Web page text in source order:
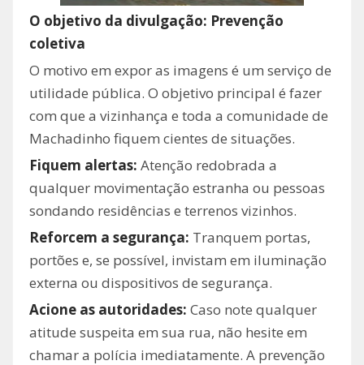
O objetivo da divulgação: Prevenção
coletiva
O motivo em expor as imagens é um serviço de
utilidade pública. O objetivo principal é fazer
com que a vizinhança e toda a comunidade de
Machadinho fiquem cientes de situações.
Fiquem alertas: Atenção redobrada a
qualquer movimentação estranha ou pessoas
sondando residências e terrenos vizinhos.
Reforcem a segurança: Tranquem portas,
portões e, se possível, invistam em iluminação
externa ou dispositivos de segurança.
Acione as autoridades: Caso note qualquer
atitude suspeita em sua rua, não hesite em
chamar a polícia imediatamente. A prevenção